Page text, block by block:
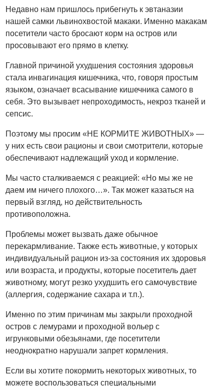
Недавно нам пришлось прибегнуть к эвтаназии
нашей самки львинохвостой макаки. Именно макакам
посетители часто бросают корм на остров или
просовывают его прямо в клетку.
Главной причиной ухудшения состояния здоровья
стала инвагинация кишечника, что, говоря простым
языком, означает всасывание кишечника самого в
себя. Это вызывает непроходимость, некроз тканей и
сепсис.
Поэтому мы просим «НЕ КОРМИТЕ ЖИВОТНЫХ» —
у них есть свои рационы и свои смотрители, которые
обеспечивают надлежащий уход и кормление.
Мы часто сталкиваемся с реакцией: «Но мы же не
даем им ничего плохого…». Так может казаться на
первый взгляд, но действительность
противоположна.
Проблемы может вызвать даже обычное
перекармливание. Также есть животные, у которых
индивидуальный рацион из-за состояния их здоровья
или возраста, и продукты, которые посетитель дает
животному, могут резко ухудшить его самочувствие
(аллергия, содержание сахара и т.п.).
Именно по этим причинам мы закрыли проходной
остров с лемурами и проходной вольер с
игрунковыми обезьянами, где посетители
неоднократно нарушали запрет кормления.
Если вы хотите покормить некоторых животных, то
можете воспользоваться специальными